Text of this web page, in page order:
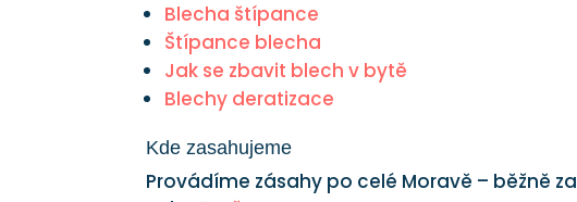
Blecha štípance
Štípance blecha
Jak se zbavit blech v bytě
Blechy deratizace
Kde zasahujeme
Provádíme zásahy po celé Moravě – běžně